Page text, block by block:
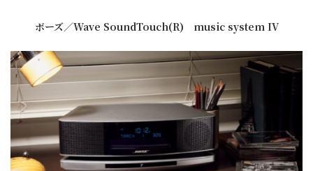
ボーズ／Wave SoundTouch(R) music system IV